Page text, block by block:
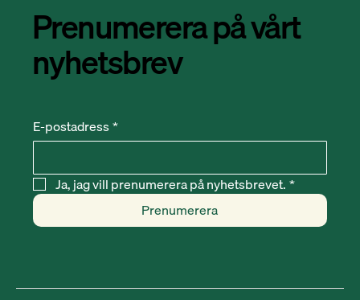
Prenumerera på vårt
nyhetsbrev
E-postadress*
Ja, jag vill prenumerera på nyhetsbrevet.*
Prenumerera